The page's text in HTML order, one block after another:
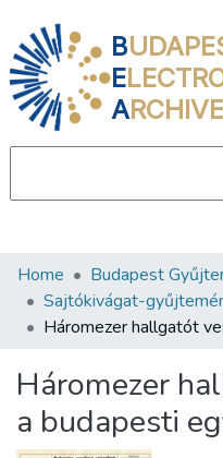
B
E
ARCHIVE
Communities &
All of DSpace
About us
Home Budapest
Sajtókivágat-
Háromezer
a budapesti